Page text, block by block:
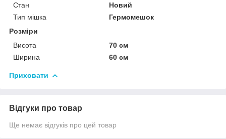
Стан
Новий
Тип мішка
Гермомешок
Розміри
Висота
70 см
Ширина
60 см
Приховати
Відгуки про товар
Ще немає відгуків про цей товар